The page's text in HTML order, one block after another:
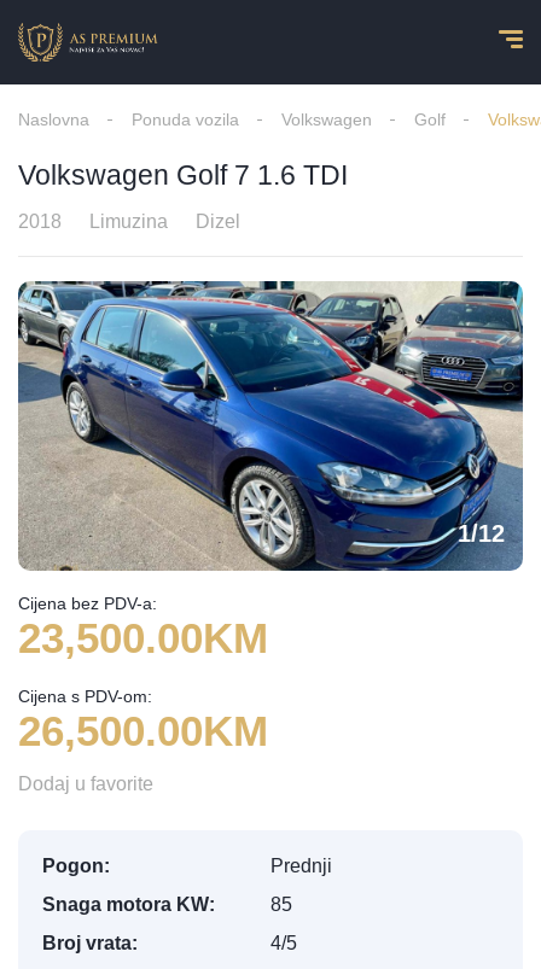
Naslovna Ponuda vozila Volkswagen Golf
Volkswagen Golf 7 1.6 TDI
2018 Limuzina Dizel
1/12
Cijena bez PDV-a:
23,500.00KM
Cijena s PDV-om:
26,500.00KM
Dodaj u favorite
Pogon:
Prednji
Snaga motora KW:
85
Broj vrata:
4/5